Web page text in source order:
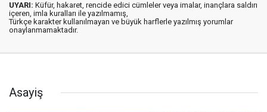
UYARI: Küfür, hakaret, rencide edici cümleler veya imalar, inançlara saldırı
içeren, imla kuralları ile yazılmamış,
Türkçe karakter kullanılmayan ve büyük harflerle yazılmış yorumlar
onaylanmamaktadır.
Asayiş